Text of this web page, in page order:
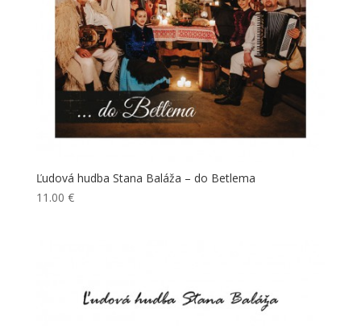
Ľudová hudba Stana Baláža – do Betlema
11.00 €